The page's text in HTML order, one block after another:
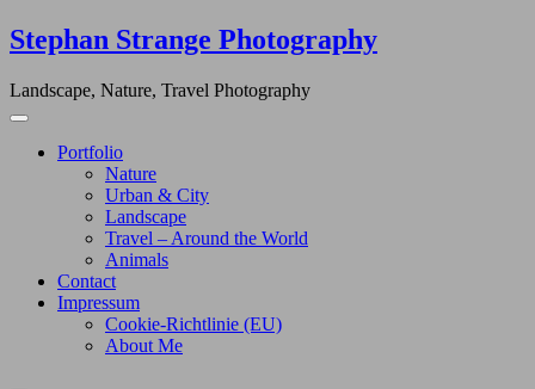
Skip
to
Stephan Strange Photography
Landscape, Nature, Travel Photography
Portfolio
Nature
Urban & City
Landscape
Travel – Around the World
Animals
Contact
Impressum
Cookie-Richtlinie (EU)
About Me